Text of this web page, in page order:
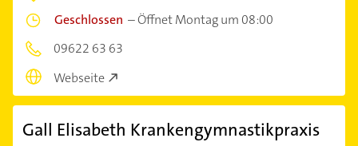
Geschlossen –Öffnet Montag um 08:00
09622 63 63
Webseite
Gall Elisabeth Krankengymnastikpraxis